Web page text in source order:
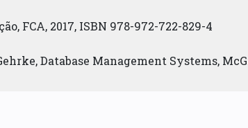
FCA, 2017, ISBN 978-972-722-829-4
Database Management Systems,